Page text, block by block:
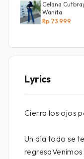
Celana
Wanita
Rp 73.999
Lyrics
Cierra los ojos
Un día todo se